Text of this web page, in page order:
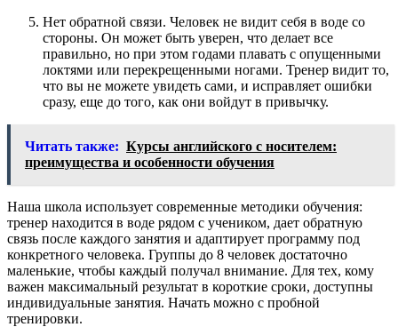
Нет обратной связи. Человек не видит себя в воде со
стороны. Он может быть уверен, что делает все
правильно, но при этом годами плавать с опущенными
локтями или перекрещенными ногами. Тренер видит то,
что вы не можете увидеть сами, и исправляет ошибки
сразу, еще до того, как они войдут в привычку.
Читать также: Курсы английского с носителем:
преимущества и особенности обучения
Наша школа использует современные методики обучения:
тренер находится в воде рядом с учеником, дает обратную
связь после каждого занятия и адаптирует программу под
конкретного человека. Группы до 8 человек достаточно
маленькие, чтобы каждый получал внимание. Для тех, кому
важен максимальный результат в короткие сроки, доступны
индивидуальные занятия. Начать можно с пробной
тренировки.